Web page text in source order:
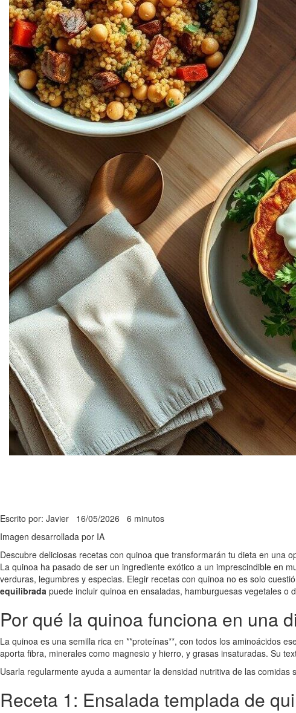
Escrito por: Javier 16/05/2026 6 minutos
Imagen desarrollada por IA
Descubre deliciosas recetas con quinoa que transformarán tu dieta en una
La quinoa ha pasado de ser un ingrediente exótico a un imprescindible en
verduras, legumbres y especias. Elegir recetas con quinoa no es solo
equilibrada puede incluir quinoa en ensaladas, hamburguesas vegetales
Por qué la quinoa funciona en una
La quinoa es una semilla rica en **proteínas**, con todos los aminoácidos
aporta fibra, minerales como magnesio y hierro, y grasas insaturadas. Su
Usarla regularmente ayuda a aumentar la densidad nutritiva de las
Receta 1: Ensalada templada de